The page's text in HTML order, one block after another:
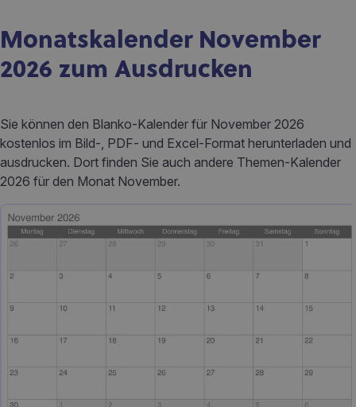
Monatskalender November
2026 zum Ausdrucken
Sie können den Blanko-Kalender für November 2026
kostenlos im Bild-, PDF- und Excel-Format herunterladen und
ausdrucken. Dort finden Sie auch andere Themen-Kalender
2026 für den Monat November.